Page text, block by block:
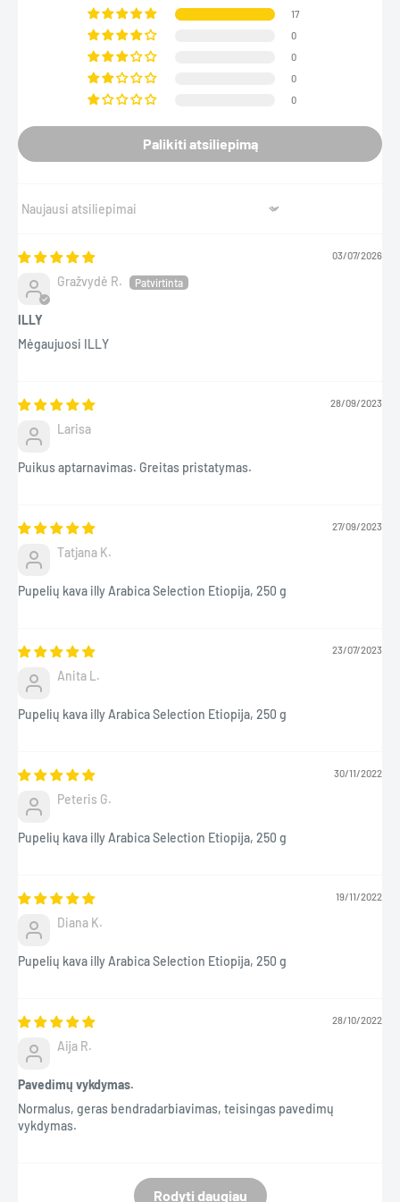
kavinukas / prancūziškas kavinukas
Kilmės šalis:Etiopija
Pupelių rūšis:100% arabika
*Skirtos nuolaidos nesumuojamos su kitais reklaminiais kodais.
17
0
0
0
0
Palikiti atsiliepimą
Sort by
03/07/2026
Gražvydė R.
ILLY
Mėgaujuosi ILLY
28/09/2023
Larisa
Puikus aptarnavimas. Greitas pristatymas.
27/09/2023
Tatjana K.
Pupelių kava illy Arabica Selection Etiopija, 250 g
23/07/2023
Anita L.
Pupelių kava illy Arabica Selection Etiopija, 250 g
30/11/2022
Peteris G.
Pupelių kava illy Arabica Selection Etiopija, 250 g
19/11/2022
Diana K.
Pupelių kava illy Arabica Selection Etiopija, 250 g
28/10/2022
Aija R.
Pavedimų vykdymas.
Normalus, geras bendradarbiavimas, teisingas pavedimų
vykdymas.
Rodyti daugiau